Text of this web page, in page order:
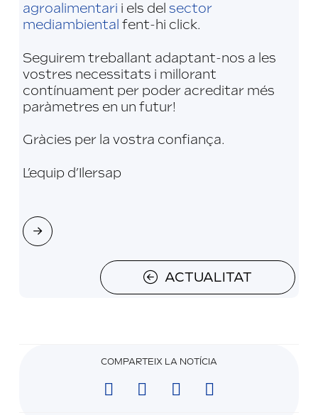
agroalimentari i els del sector
mediambiental fent-hi click.
Seguirem treballant adaptant-nos a les
vostres necessitats i millorant
contínuament per poder acreditar més
paràmetres en un futur!
Gràcies per la vostra confiança.
L’equip d’Ilersap
Next
ACTUALITAT
COMPARTEIX LA NOTÍCIA